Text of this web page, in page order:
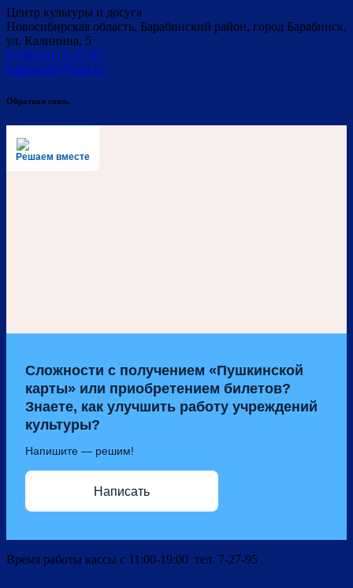
Центр культуры и досуга
Новосибирская область, Барабинский район, город Барабинск,
ул. Калинина, 5
8-(383-61) 7-27-95
kulturabrb@mail.ru
Обратная связь
Решаем вместе
Сложности с получением «Пушкинской
карты» или приобретением билетов?
Знаете, как улучшить работу учреждений
культуры?
Напишите — решим!
Написать
Время работы кассы с 11:00-19:00 тел. 7-27-95